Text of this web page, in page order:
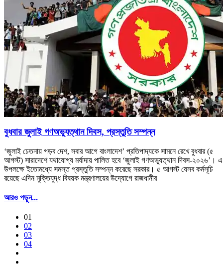
বুধবার জুলাই গণঅভ্যুত্থান দিবস, প্রস্তুতি সম্পন্ন
‘জুলাই চেতনায় গড়ব দেশ, সবার আগে বাংলাদেশ’ প্রতিপাদ্যকে সামনে রেখে বুধবার (৫
আগস্ট) সারাদেশে যথাযোগ্য মর্যাদায় পালিত হবে ‘জুলাই গণঅভ্যুত্থান দিবস-২০২৬’। এ
উপলক্ষে ইতোমধ্যে সমস্ত প্রস্তুতি সম্পন্ন করেছে সরকার। ৫ আগস্ট যেসব কর্মসূচি
রয়েছে এদিন মুক্তিযুদ্ধ বিষয়ক মন্ত্রণালয়ের উদ্যোগে রাজধানীর
আরও পড়ুন...
01
02
03
04